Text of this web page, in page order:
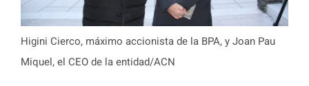
Higini Cierco, máximo accionista de la BPA, y Joan Pau
Miquel, el CEO de la entidad/ACN